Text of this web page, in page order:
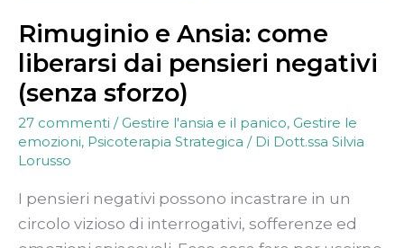
Rimuginio e Ansia: come
liberarsi dai pensieri negativi
(senza sforzo)
27 commenti / Gestire l'ansia e il panico, Gestire le
emozioni, Psicoterapia Strategica / Di Dott.ssa Silvia
Lorusso
I pensieri negativi possono incastrare in un
circolo vizioso di interrogativi, sofferenze ed